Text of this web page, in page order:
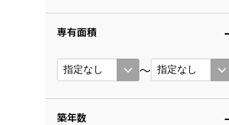
専有面積
〜
築年数